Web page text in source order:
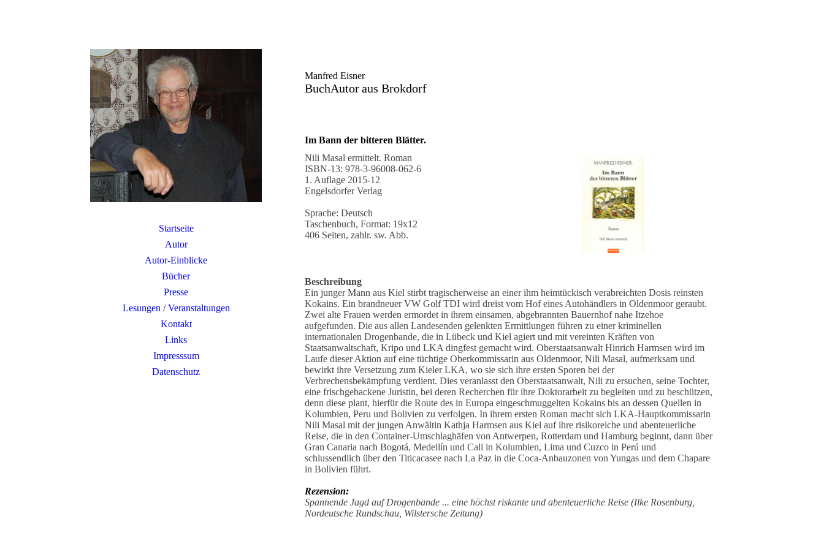
Startseite
Autor
Autor-Einblicke
Bücher
Presse
Lesungen / Veranstaltungen
Kontakt
Links
Impresssum
Datenschutz
Manfred Eisner
BuchAutoraus Brokdorf
Im Bann der bitteren Blätter.
Nili Masal ermittelt. Roman
ISBN-13: 978-3-96008-062-6
1. Auflage 2015-12
Engelsdorfer Verlag
Sprache: Deutsch
Taschenbuch, Format: 19x12
406 Seiten, zahlr. sw. Abb.
Beschreibung
Ein junger Mann aus Kiel stirbt tragischerweise an einer ihm heimtückisch verabreichten Dosis reinsten
Kokains. Ein brandneuer VW Golf TDI wird dreist vom Hof eines Autohändlers in Oldenmoor geraubt.
Zwei alte Frauen werden ermordet in ihrem einsamen, abgebrannten Bauernhof nahe Itzehoe
aufgefunden. Die aus allen Landesenden gelenkten Ermittlungen führen zu einer kriminellen
internationalen Drogenbande, die in Lübeck und Kiel agiert und mit vereinten Kräften von
Staatsanwaltschaft, Kripo und LKA dingfest gemacht wird. Oberstaatsanwalt Hinrich Harmsen wird im
Laufe dieser Aktion auf eine tüchtige Oberkommissarin aus Oldenmoor, Nili Masal, aufmerksam und
bewirkt ihre Versetzung zum Kieler LKA, wo sie sich ihre ersten Sporen bei der
Verbrechensbekämpfung verdient. Dies veranlasst den Oberstaatsanwalt, Nili zu ersuchen, seine Tochter,
eine frischgebackene Juristin, bei deren Recherchen für ihre Doktorarbeit zu begleiten und zu beschützen,
denn diese plant, hierfür die Route des in Europa eingeschmuggelten Kokains bis an dessen Quellen in
Kolumbien, Peru und Bolivien zu verfolgen. In ihrem ersten Roman macht sich LKA-Hauptkommissarin
Nili Masal mit der jungen Anwältin Kathja Harmsen aus Kiel auf ihre risikoreiche und abenteuerliche
Reise, die in den Container-Umschlaghäfen von Antwerpen, Rotterdam und Hamburg beginnt, dann über
Gran Canaria nach Bogotá, Medellín und Cali in Kolumbien, Lima und Cuzco in Perú und
schlussendlich über den Titicacasee nach La Paz in die Coca-Anbauzonen von Yungas und dem Chapare
in Bolivien führt.
Rezension:
Spannende Jagd auf Drogenbande ... eine höchst riskante und abenteuerliche Reise (Ilke Rosenburg,
Nordeutsche Rundschau, Wilstersche Zeitung)